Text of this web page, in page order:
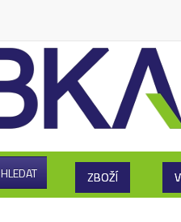
HLEDAT ZBOŽÍ